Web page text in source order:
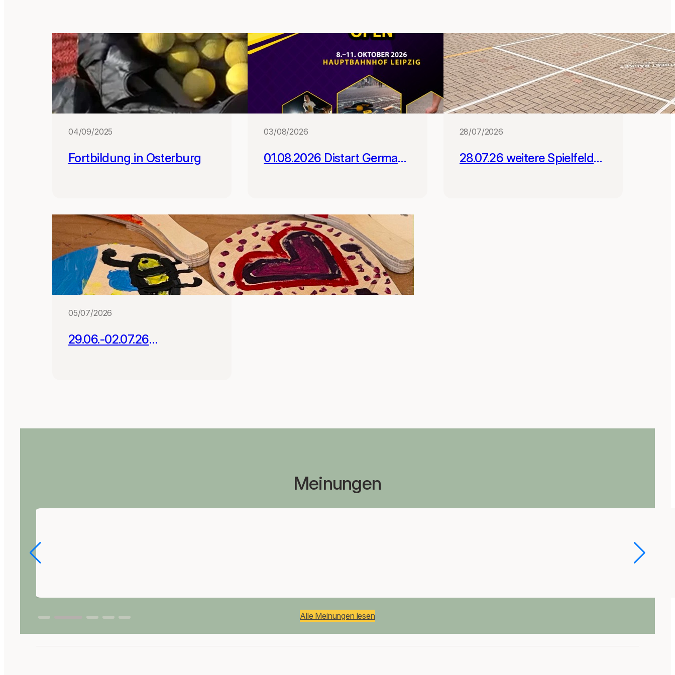
04/09/2025
Fortbildung in Osterburg
03/08/2026
01.08.2026 Distart German
28/07/2026
28.07.26 weitere Spielfelder
05/07/2026
29.06.-02.07.26
Meinungen
Alle Meinungen lesen